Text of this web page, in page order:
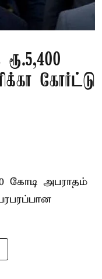
கோர்ட்டு
கோடி அபராதம்